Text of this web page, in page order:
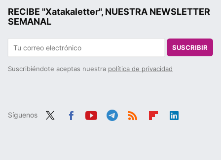
RECIBE "Xatakaletter", NUESTRA NEWSLETTER
SEMANAL
SUSCRIBIR
Suscribiéndote aceptas nuestra política de privacidad
Síguenos